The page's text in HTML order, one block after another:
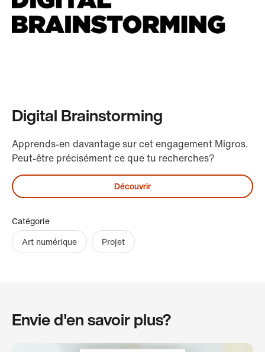
Digital Brainstorming
Apprends-en davantage sur cet engagement Migros.
Peut-être précisément ce que tu recherches?
Découvrir
Catégorie
Art numérique
Projet
Envie d'en savoir plus?